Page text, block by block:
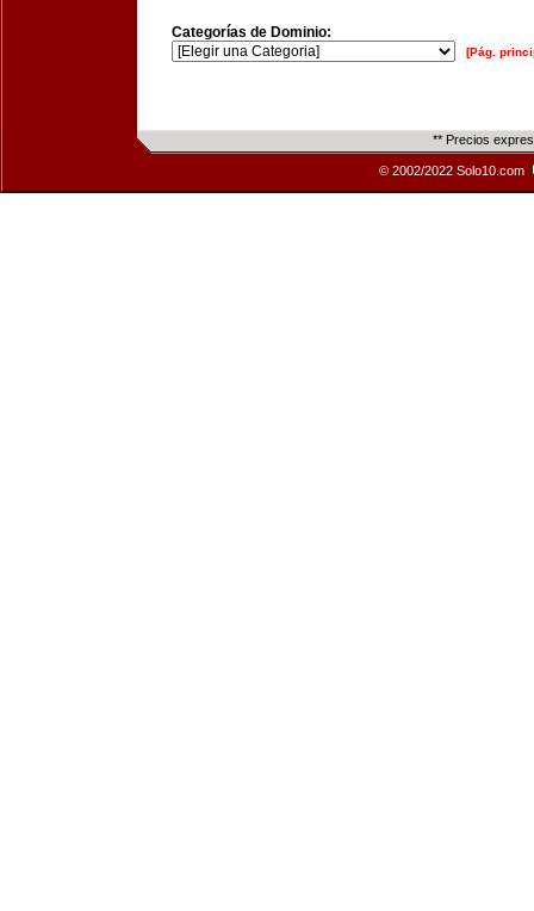
Categorías de Dominio:
[Pág.
** Precios
© 2002/2022 Solo10.com